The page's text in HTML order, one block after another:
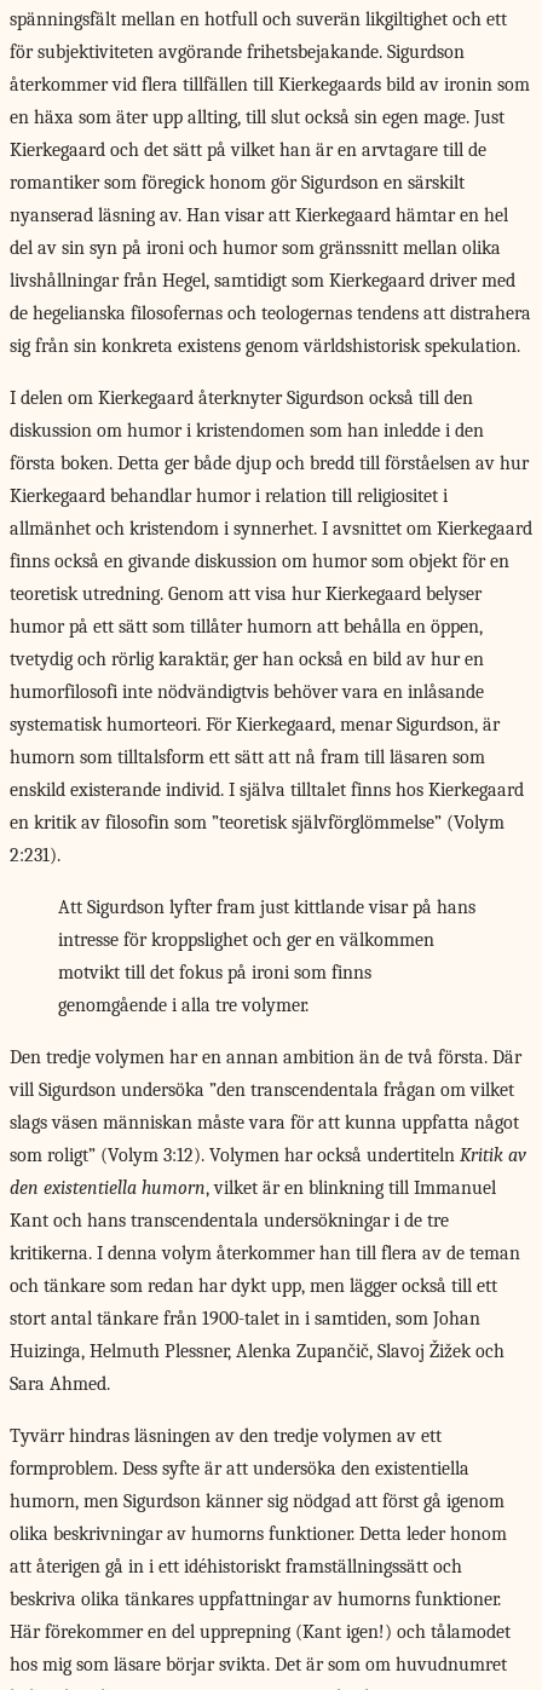
spänningsfält mellan en hotfull och suverän likgiltighet och ett
för subjektiviteten avgörande frihetsbejakande. Sigurdson
återkommer vid flera tillfällen till Kierkegaards bild av ironin som
en häxa som äter upp allting, till slut också sin egen mage. Just
Kierkegaard och det sätt på vilket han är en arvtagare till de
romantiker som föregick honom gör Sigurdson en särskilt
nyanserad läsning av. Han visar att Kierkegaard hämtar en hel
del av sin syn på ironi och humor som gränssnitt mellan olika
livshållningar från Hegel, samtidigt som Kierkegaard driver med
de hegelianska filosofernas och teologernas tendens att distrahera
sig från sin konkreta existens genom världshistorisk spekulation.
I delen om Kierkegaard återknyter Sigurdson också till den
diskussion om humor i kristendomen som han inledde i den
första boken. Detta ger både djup och bredd till förståelsen av hur
Kierkegaard behandlar humor i relation till religiositet i
allmänhet och kristendom i synnerhet. I avsnittet om Kierkegaard
finns också en givande diskussion om humor som objekt för en
teoretisk utredning. Genom att visa hur Kierkegaard belyser
humor på ett sätt som tillåter humorn att behålla en öppen,
tvetydig och rörlig karaktär, ger han också en bild av hur en
humorfilosofi inte nödvändigtvis behöver vara en inlåsande
systematisk humorteori. För Kierkegaard, menar Sigurdson, är
humorn som tilltalsform ett sätt att nå fram till läsaren som
enskild existerande individ. I själva tilltalet finns hos Kierkegaard
en kritik av filosofin som ”teoretisk självförglömmelse” (Volym
2:231).
Att Sigurdson lyfter fram just kittlande visar på hans
intresse för kroppslighet och ger en välkommen
motvikt till det fokus på ironi som finns
genomgående i alla tre volymer.
Den tredje volymen har en annan ambition än de två första. Där
vill Sigurdson undersöka ”den transcendentala frågan om vilket
slags väsen människan måste vara för att kunna uppfatta något
som roligt” (Volym 3:12). Volymen har också undertiteln Kritik av
den existentiella humorn, vilket är en blinkning till Immanuel
Kant och hans transcendentala undersökningar i de tre
kritikerna. I denna volym återkommer han till flera av de teman
och tänkare som redan har dykt upp, men lägger också till ett
stort antal tänkare från 1900-talet in i samtiden, som Johan
Huizinga, Helmuth Plessner, Alenka Zupančič, Slavoj Žižek och
Sara Ahmed.
Tyvärr hindras läsningen av den tredje volymen av ett
formproblem. Dess syfte är att undersöka den existentiella
humorn, men Sigurdson känner sig nödgad att först gå igenom
olika beskrivningar av humorns funktioner. Detta leder honom
att återigen gå in i ett idéhistoriskt framställningssätt och
beskriva olika tänkares uppfattningar av humorns funktioner.
Här förekommer en del upprepning (Kant igen!) och tålamodet
hos mig som läsare börjar svikta. Det är som om huvudnumret